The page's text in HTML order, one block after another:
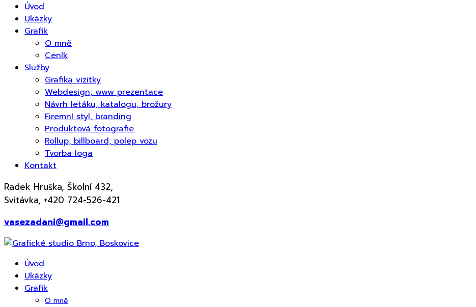
Úvod
Ukázky
Grafik
O mně
Ceník
Služby
Grafika vizitky
Webdesign, www prezentace
Návrh letáku, katalogu, brožury
Firemní styl, branding
Produktová fotografie
Rollup, billboard, polep vozu
Tvorba loga
Kontakt
Radek Hruška, Školní 432,
Svitávka, +420 724-526-421
vasezadani@gmail.com
Úvod
Ukázky
Grafik
O mně